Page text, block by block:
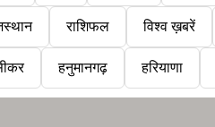
राशिफल विश्व ख़बरें
हनुमानगढ़ हरियाणा